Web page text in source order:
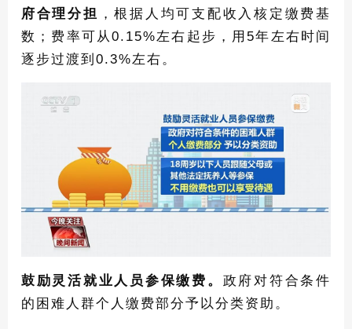
府合理分担 ，根据人均可支配收入核定缴费基
数；费率可从0.15%左右起步，用5年左右时间
逐步过渡到0.3%左右。
鼓励灵活就业人员参保缴费。 政府对符合条件
的困难人群个人缴费部分予以分类资助。